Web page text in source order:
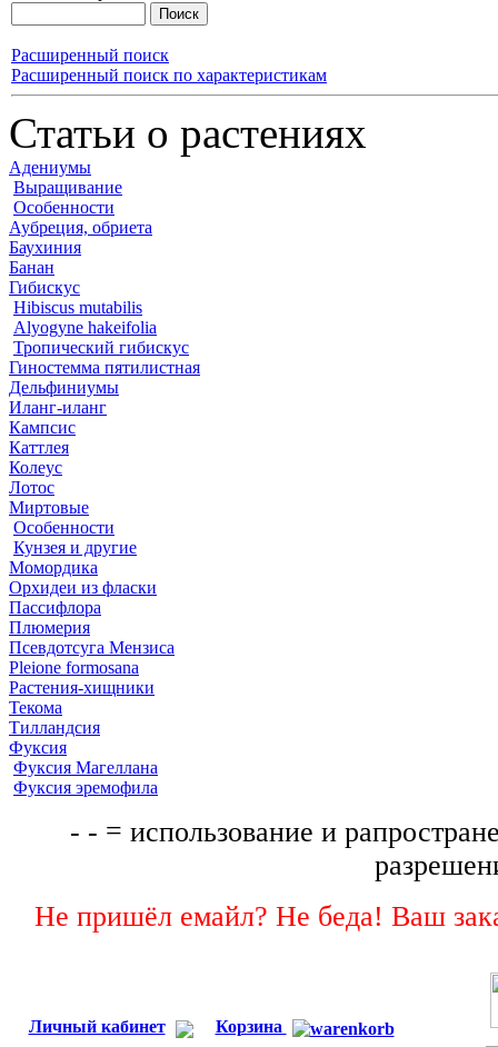
Расширенный поиск
Расширенный поиск по характеристикам
Статьи о растениях
Адениумы
Выращивание
Особенности
Аубреция, обриета
Баухиния
Банан
Гибискус
Hibiscus mutabilis
Alyogyne hakeifolia
Тропический гибискус
Гиностемма пятилистная
Дельфиниумы
Иланг-иланг
Кампсис
Каттлея
Колеус
Лотос
Миртовые
Особенности
Кунзея и другие
Момордика
Орхидеи из фласки
Пассифлора
Плюмерия
Псевдотсуга Мензиса
Pleione formosana
Растения-хищники
Текома
Тилландсия
Фуксия
Фуксия Магеллана
Фуксия эремофила
- - = использование и
Не пришёл емайл? Не беда! Ваш
Личный кабинет Корзина